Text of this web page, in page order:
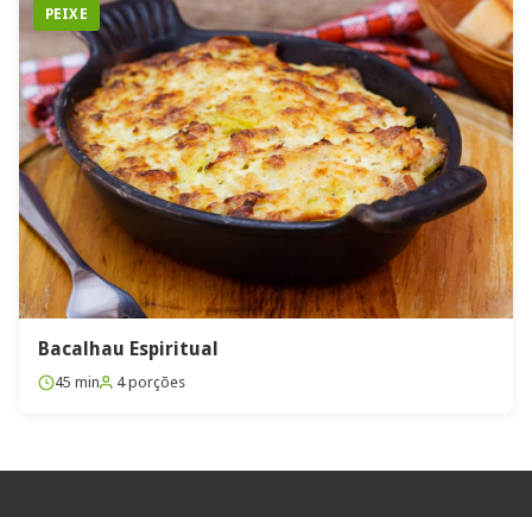
PEIXE
Bacalhau Espiritual
45 min 4 porções